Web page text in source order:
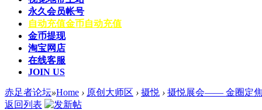
永久会员帐号
自动充值金币自动充值
金币提现
淘宝网店
在线客服
JOIN US
赤足者论坛»Home › 原创大师区 › 摄悦 › 摄悦展会—— 金圈定焦
返回列表